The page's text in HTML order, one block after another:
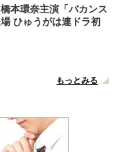
本環奈主演「バカンス
ひゅうがは連ドラ初
もっとみる